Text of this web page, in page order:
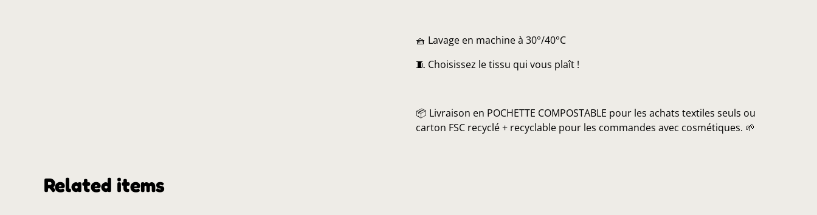
🧺 Lavage en machine à 30°/40°C
🧵 Choisissez le tissu qui vous plaît !
📦 Livraison en POCHETTE COMPOSTABLE pour les achats textiles seuls ou
carton FSC recyclé + recyclable pour les commandes avec cosmétiques. 🌱
Related items